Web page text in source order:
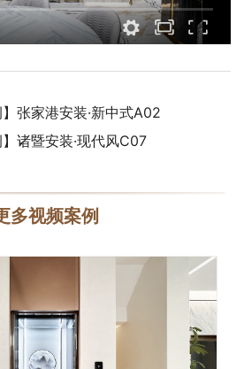
】张家港安装·新中式A02
】诸暨安装·现代风C07
多视频案例